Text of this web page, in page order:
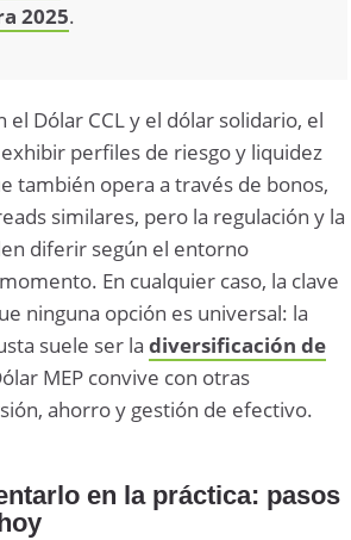
2025.
el Dólar CCL y el dólar solidario, el
perfiles de riesgo y liquidez
también opera a través de bonos,
similares, pero la regulación y la
diferir según el entorno
En cualquier caso, la clave
ninguna opción es universal: la
suele ser ladiversificación de
MEP convive con otras
ahorro y gestión de efectivo.
en la práctica: pasos